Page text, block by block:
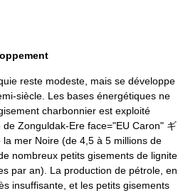
reste modeste, mais se développe
siècle. Les bases énergétiques ne
charbonnier est exploité
Zonguldak-Ere face="EU Caron" ギ
mer Noire (de 4,5 à 5 millions de
nombreux petits gisements de lignite
par an). La production de pétrole, en
insuffisante, et les petits gisements